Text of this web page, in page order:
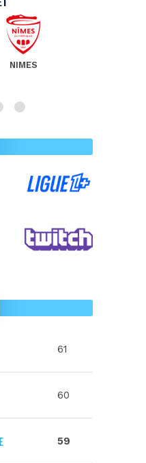
NIMES
61
60
59